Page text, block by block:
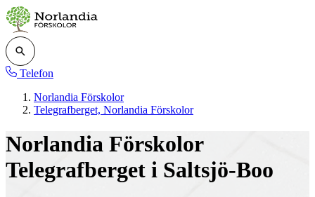
Telefon
Norlandia Förskolor
Telegrafberget, Norlandia Förskolor
Norlandia Förskolor
Telegrafberget i Saltsjö-Boo